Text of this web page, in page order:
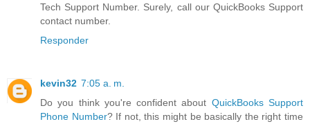
Tech Support Number. Surely, call our QuickBooks Support
contact number.
Responder
kevin32 7:05 a. m.
Do you think you're confident about QuickBooks Support
Phone Number? If not, this might be basically the right time